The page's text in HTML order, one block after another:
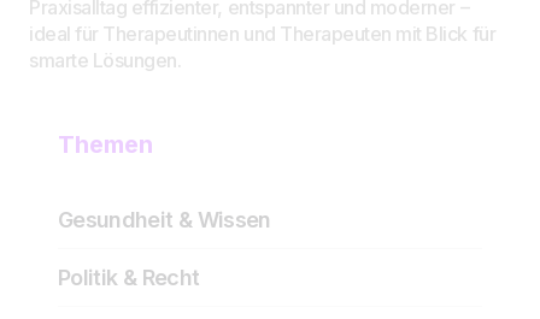
Praxisalltag effizienter, entspannter und moderner –
ideal für Therapeutinnen und Therapeuten mit Blick für
smarte Lösungen.
Themen
Gesundheit & Wissen
Politik & Recht